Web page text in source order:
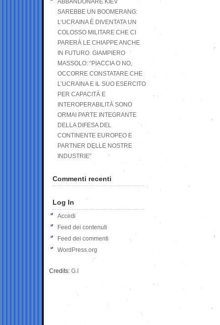
ABBANDONARE KIEV
SAREBBE UN BOOMERANG:
L’UCRAINA È DIVENTATA UN
COLOSSO MILITARE CHE CI
PARERÀ LE CHIAPPE ANCHE
IN FUTURO. GIAMPIERO
MASSOLO: “PIACCIA O NO,
OCCORRE CONSTATARE CHE
L’UCRAINA E IL SUO ESERCITO
PER CAPACITÀ E
INTEROPERABILITÀ SONO
ORMAI PARTE INTEGRANTE
DELLA DIFESA DEL
CONTINENTE EUROPEO E
PARTNER DELLE NOSTRE
INDUSTRIE”
Commenti recenti
Log In
Accedi
Feed dei contenuti
Feed dei commenti
WordPress.org
Credits: G.I